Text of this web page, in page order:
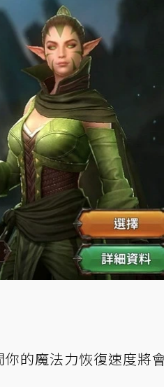
的魔法力恢復速度將